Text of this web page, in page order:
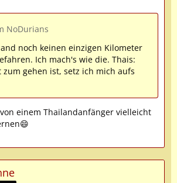
NoDurians
noch keinen einzigen Kilometer
Ich mach's wie die. Thais:
zum gehen ist, setz ich mich aufs
einem Thailandanfänger vielleicht